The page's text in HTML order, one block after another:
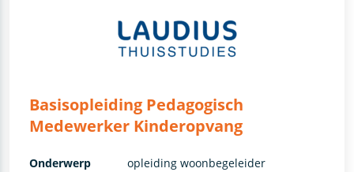
Basisopleiding Pedagogisch
Medewerker Kinderopvang
Onderwerp
opleiding woonbegeleider